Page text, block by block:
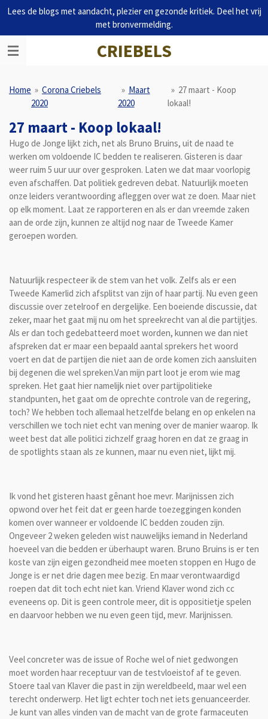
Ga
naar
de
CRIEBELS
Lees de blogs met aandacht, plezier en gezonde kritiek. Deel het vrij
met bronvermelding.
Home » Corona Criebels
2020
» Maart
2020
» 27 maart - Koop
lokaal!
27 maart - Koop lokaal!
Hugo de Jonge lijkt zich, net als Bruno Bruins, uit de naad te
werken om voldoende IC bedden te realiseren. Gisteren is daar
weer ruim 5 uur uur over gesproken. Laten we dat maar voorlopig
even afschaffen. Dat politiek gedreven debat. Natuurlijk moeten
onze leiders verantwoording afleggen over wat ze doen. Maar niet
op elk moment. Laat ze rapporteren en als er dan vreemde zaken
aan de orde zijn, kunnen ze altijd nog naar de Tweede Kamer
geroepen worden.
Natuurlijk respecteer ik de stem van het volk. Zelfs als er een
Tweede Kamerlid zich afsplitst van zijn of haar partij. Nu even geen
discussie over zetelroof en dergelijke. Een boeiende discussie, dat
zeker, maar het gaat mij nu om het spreekrecht van al die partijtjes.
Als er dan toch gedebatteerd moet worden, kunnen we dan niet
afspreken dat er maar een bepaald aantal sprekers het woord
voert en dat de partijen die niet aan de orde komen zich aansluiten
bij degenen die wel spreken.Van mijn part loot je erom wie mag
spreken. Het gaat hier namelijk niet over partijpolitieke
standpunten, het gaat om de oprechte controle van de regering,
toch? We hebben toch allemaal hetzelfde belang en op enkelen na
verschillen we toch niet echt van mening over de manier waarop. Ik
weet best dat alle politici zichzelf graag horen en dat ze graag in
de spotlights staan als ze kunnen, maar nu even niet, lijkt mij.
Ik vond het gisteren haast gênant hoe mevr. Marijnissen zich
opwond over het feit dat er geen harde toezeggingen konden
komen over wanneer er voldoende IC bedden zouden zijn.
Ongeveer 2 weken geleden wist nauwelijks iemand in Nederland
hoeveel van die bedden er überhaupt waren. Bruno Bruins is er ten
koste van zijn eigen gezondheid mee moeten stoppen en Hugo de
Jonge is er net drie dagen mee bezig. En maar verontwaardigd
roepen dat dit toch echt niet kan. Vriend Klaver wond zich cc
eveneens op. Dit is geen controle meer, dit is oppositietje spelen
en daarvoor hebben we nu even geen tijd, mevr. Marijnissen.
Veel concreter was de issue of Roche wel of niet gedwongen
moet worden haar receptuur van de testvloeistof af te geven.
Stoere taal van Klaver die past in zijn wereldbeeld, maar wel een
terecht onderwerp. Het ligt echter toch net iets genuanceerder.
Je kunt van alles vinden van de macht van de grote farmaceuten